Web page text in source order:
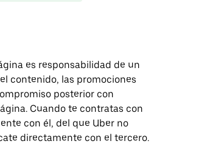
es responsabilidad de un
contenido, las promociones
posterior con
Cuando te contratas con
con él, del que Uber no
directamente con el tercero.